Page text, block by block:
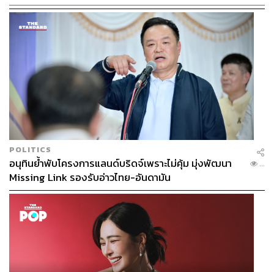
POLITICS
อนุทินย้ำพับโครงการแลนด์บริดจ์เพราะไม่คุ้ม มุ่งพัฒนา
Missing Link รองรับอ่าวไทย-อันดามัน
...